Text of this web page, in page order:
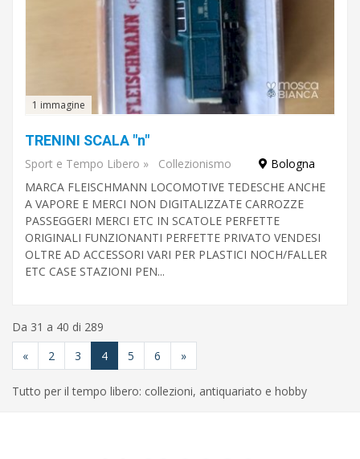
1 immagine
TRENINI SCALA "n"
Sport e Tempo Libero » Collezionismo
Bologna
MARCA FLEISCHMANN LOCOMOTIVE TEDESCHE ANCHE
A VAPORE E MERCI NON DIGITALIZZATE CARROZZE
PASSEGGERI MERCI ETC IN SCATOLE PERFETTE
ORIGINALI FUNZIONANTI PERFETTE PRIVATO VENDESI
OLTRE AD ACCESSORI VARI PER PLASTICI NOCH/FALLER
ETC CASE STAZIONI PEN...
Da 31 a 40 di 289
«
2 3 4 5 6 »
Tutto per il tempo libero: collezioni, antiquariato e hobby